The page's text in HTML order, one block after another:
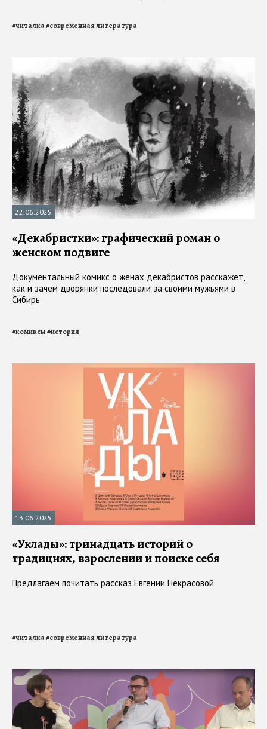
#читалка#современная литература
22.06.2025
«Декабристки»: графический роман о
женском подвиге
Документальный комикс о женах декабристов расскажет,
как и зачем дворянки последовали за своими мужьями в
Сибирь
#комиксы#история
13.06.2025
«Уклады»: тринадцать историй о
традициях, взрослении и поиске себя
Предлагаем почитать рассказ Евгении Некрасовой
#читалка#современная литература